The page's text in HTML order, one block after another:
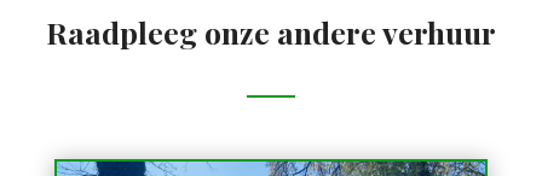
Raadpleeg onze andere verhuur